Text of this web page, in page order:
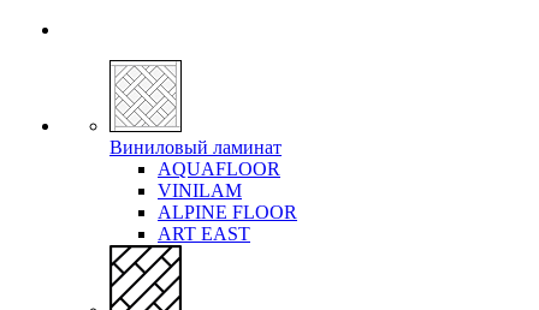
Виниловый ламинат
AQUAFLOOR
VINILAM
ALPINE FLOOR
ART EAST